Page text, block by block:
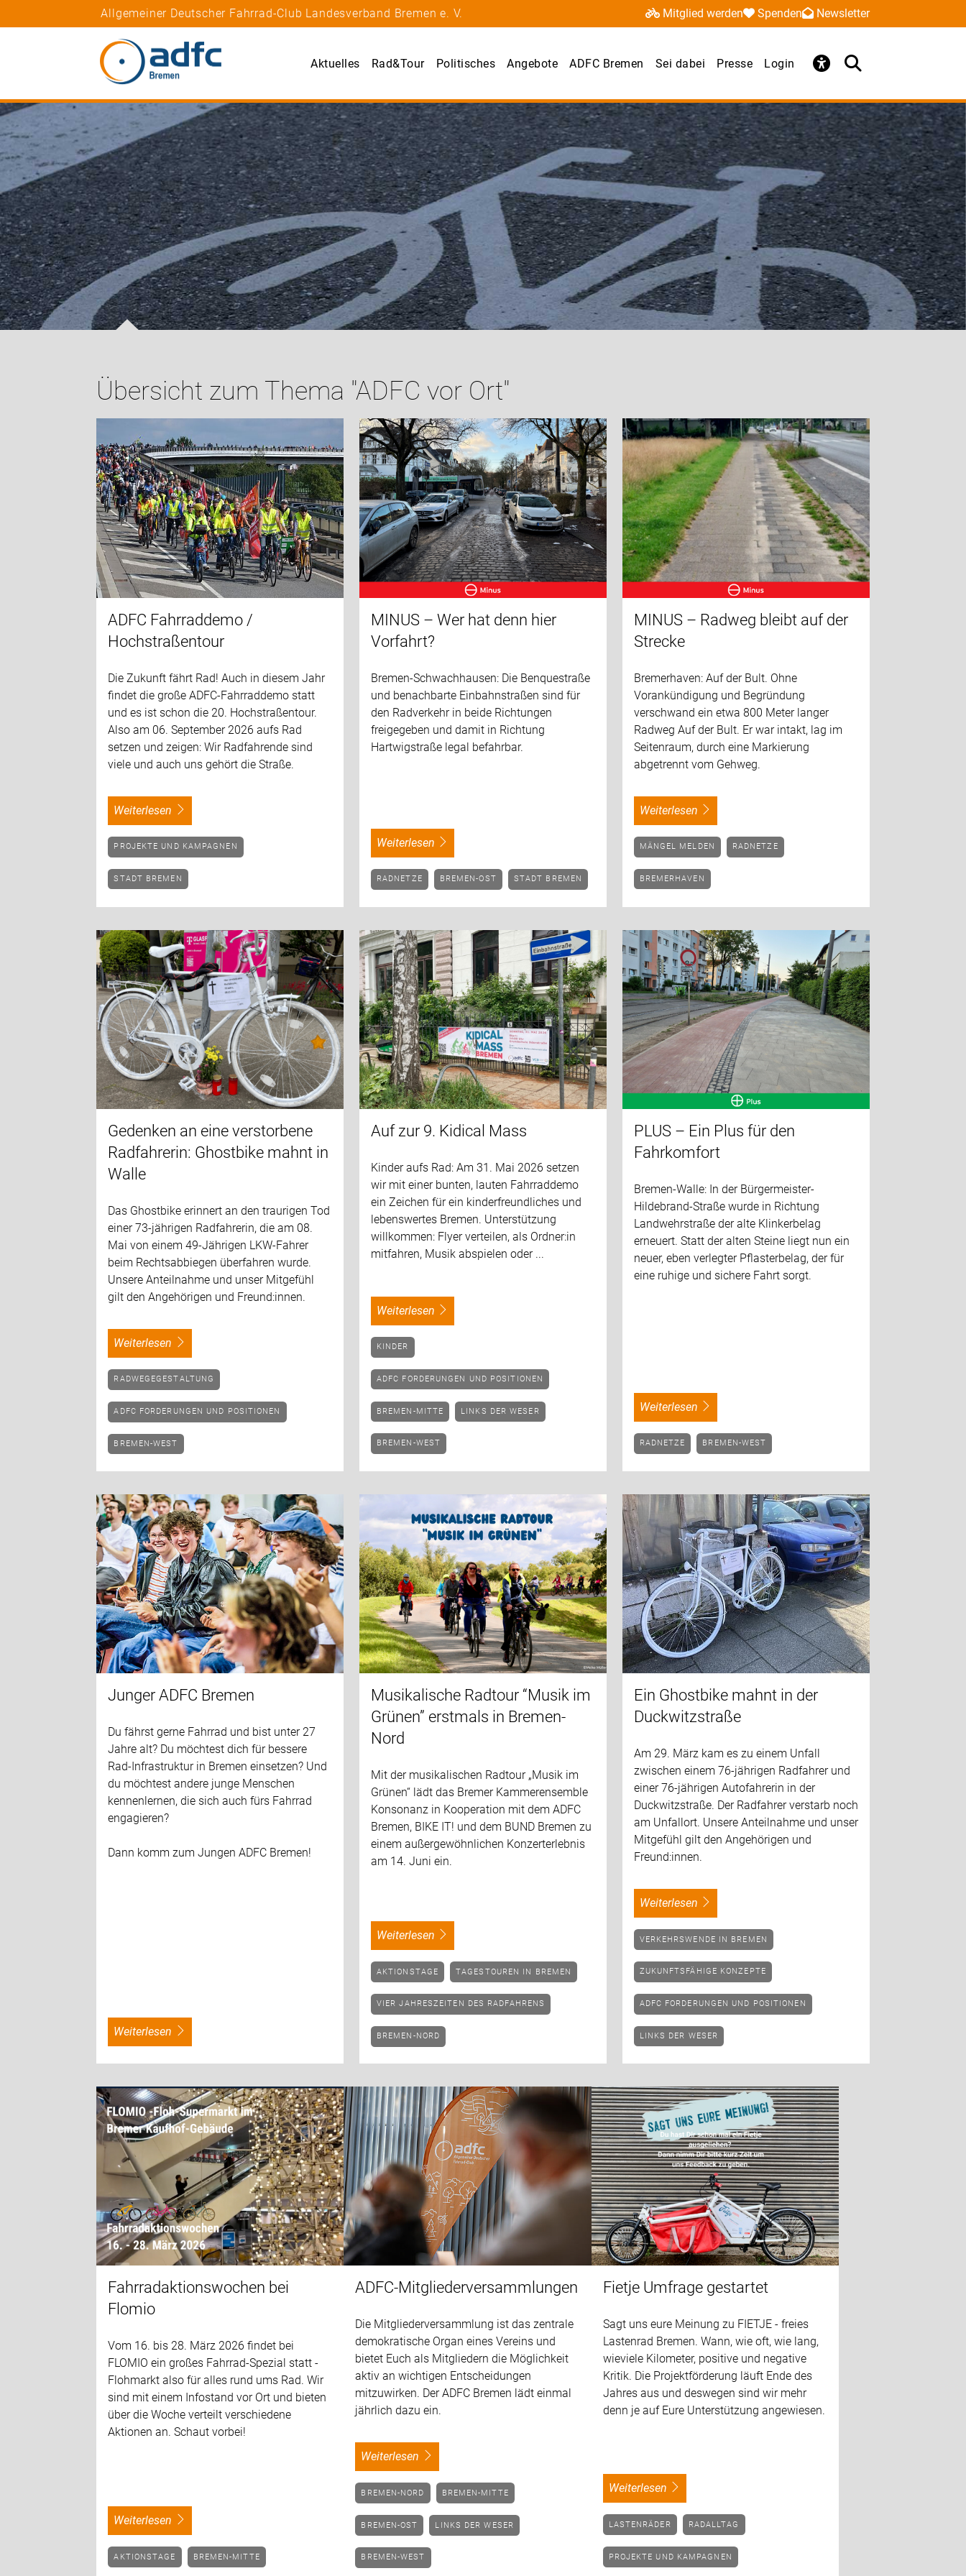
Allgemeiner Deutscher Fahrrad-Club Landesverband Bremen e. V. Mitglied werden Spenden Newsletter
Aktuelles Rad&Tour Politisches Angebote ADFC Bremen Sei dabei Presse Login
Übersicht zum Thema "ADFC vor Ort"
ADFC Fahrraddemo /
Hochstraßentour
Die Zukunft fährt Rad! Auch in diesem Jahr
findet die große ADFC-Fahrraddemo statt
und es ist schon die 20. Hochstraßentour.
Also am 06. September 2026 aufs Rad
setzen und zeigen: Wir Radfahrende sind
viele und auch uns gehört die Straße.
weiterlesen
PROJEKTE UND KAMPAGNEN
STADT BREMEN
MINUS – Wer hat denn hier
Vorfahrt?
Bremen-Schwachhausen: Die Benquestraße
und benachbarte Einbahnstraßen sind für
den Radverkehr in beide Richtungen
freigegeben und damit in Richtung
Hartwigstraße legal befahrbar.
weiterlesen
RADNETZE BREMEN-OST STADT BREMEN
MINUS – Radweg bleibt auf der
Strecke
Bremerhaven: Auf der Bult. Ohne
Vorankündigung und Begründung
verschwand ein etwa 800 Meter langer
Radweg Auf der Bult. Er war intakt, lag im
Seitenraum, durch eine Markierung
abgetrennt vom Gehweg.
weiterlesen
MÄNGEL MELDEN RADNETZE
BREMERHAVEN
Gedenken an eine verstorbene
Radfahrerin: Ghostbike mahnt in
Walle
Das Ghostbike erinnert an den traurigen Tod
einer 73-jährigen Radfahrerin, die am 08.
Mai von einem 49-Jährigen LKW-Fahrer
beim Rechtsabbiegen überfahren wurde.
Unsere Anteilnahme und unser Mitgefühl
gilt den Angehörigen und Freund:innen.
weiterlesen
RADWEGEGESTALTUNG
ADFC FORDERUNGEN UND POSITIONEN
BREMEN-WEST
Auf zur 9. Kidical Mass
Kinder aufs Rad: Am 31. Mai 2026 setzen
wir mit einer bunten, lauten Fahrraddemo
ein Zeichen für ein kinderfreundliches und
lebenswertes Bremen. Unterstützung
willkommen: Flyer verteilen, als Ordner:in
mitfahren, Musik abspielen oder ...
weiterlesen
KINDER
ADFC FORDERUNGEN UND POSITIONEN
BREMEN-MITTE LINKS DER WESER
BREMEN-WEST
PLUS – Ein Plus für den
Fahrkomfort
Bremen-Walle: In der Bürgermeister-
Hildebrand-Straße wurde in Richtung
Landwehrstraße der alte Klinkerbelag
erneuert. Statt der alten Steine liegt nun ein
neuer, eben verlegter Pflasterbelag, der für
eine ruhige und sichere Fahrt sorgt.
weiterlesen
RADNETZE BREMEN-WEST
Junger ADFC Bremen
Du fährst gerne Fahrrad und bist unter 27
Jahre alt? Du möchtest dich für bessere
Rad-Infrastruktur in Bremen einsetzen? Und
du möchtest andere junge Menschen
kennenlernen, die sich auch fürs Fahrrad
engagieren?
Dann komm zum Jungen ADFC Bremen!
weiterlesen
Musikalische Radtour “Musik im
Grünen” erstmals in Bremen-
Nord
Mit der musikalischen Radtour „Musik im
Grünen“ lädt das Bremer Kammerensemble
Konsonanz in Kooperation mit dem ADFC
Bremen, BIKE IT! und dem BUND Bremen zu
einem außergewöhnlichen Konzerterlebnis
am 14. Juni ein.
weiterlesen
AKTIONSTAGE TAGESTOUREN IN BREMEN
VIER JAHRESZEITEN DES RADFAHRENS
BREMEN-NORD
Ein Ghostbike mahnt in der
Duckwitzstraße
Am 29. März kam es zu einem Unfall
zwischen einem 76-jährigen Radfahrer und
einer 76-jährigen Autofahrerin in der
Duckwitzstraße. Der Radfahrer verstarb noch
am Unfallort. Unsere Anteilnahme und unser
Mitgefühl gilt den Angehörigen und
Freund:innen.
weiterlesen
VERKEHRSWENDE IN BREMEN
ZUKUNFTSFÄHIGE KONZEPTE
ADFC FORDERUNGEN UND POSITIONEN
LINKS DER WESER
Fahrradaktionswochen bei
Flomio
Vom 16. bis 28. März 2026 findet bei
FLOMIO ein großes Fahrrad-Spezial statt -
Flohmarkt also für alles rund ums Rad. Wir
sind mit einem Infostand vor Ort und bieten
über die Woche verteilt verschiedene
Aktionen an. Schaut vorbei!
weiterlesen
AKTIONSTAGE BREMEN-MITTE
ADFC-Mitgliederversammlungen
Die Mitgliederversammlung ist das zentrale
demokratische Organ eines Vereins und
bietet Euch als Mitgliedern die Möglichkeit
aktiv an wichtigen Entscheidungen
mitzuwirken. Der ADFC Bremen lädt einmal
jährlich dazu ein.
weiterlesen
BREMEN-NORD BREMEN-MITTE
BREMEN-OST LINKS DER WESER
BREMEN-WEST
Fietje Umfrage gestartet
Sagt uns eure Meinung zu FIETJE - freies
Lastenrad Bremen. Wann, wie oft, wie lang,
wieviele Kilometer, positive und negative
Kritik. Die Projektförderung läuft Ende des
Jahres aus und deswegen sind wir mehr
denn je auf Eure Unterstützung angewiesen.
weiterlesen
LASTENRÄDER RADALLTAG
PROJEKTE UND KAMPAGNEN